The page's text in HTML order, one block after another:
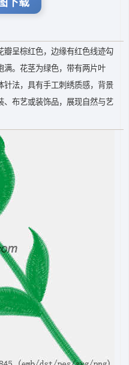
下载
瓣呈棕红色，边缘有红色线迹勾
满。花茎为绿色，带有两片叶
针法，具有手工刺绣质感，背景
、布艺或装饰品，展现自然与艺